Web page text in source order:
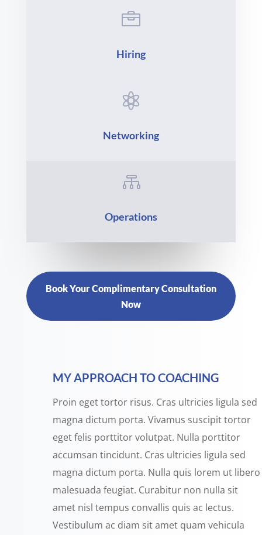

Hiring

Networking

Operations
Book Your Complimentary Consultation
Now
MY APPROACH TO COACHING
Proin eget tortor risus. Cras ultricies ligula sed
magna dictum porta. Vivamus suscipit tortor
eget felis porttitor volutpat. Nulla porttitor
accumsan tincidunt. Cras ultricies ligula sed
magna dictum porta. Nulla quis lorem ut libero
malesuada feugiat. Curabitur non nulla sit
amet nisl tempus convallis quis ac lectus.
Vestibulum ac diam sit amet quam vehicula